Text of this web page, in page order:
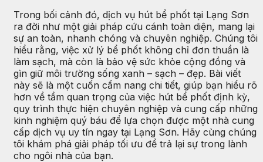
Trong bối cảnh đó, dịch vụ hút bể phốt tại Lạng Sơn
ra đời như một giải pháp cứu cánh toàn diện, mang lại
sự an toàn, nhanh chóng và chuyên nghiệp. Chúng tôi
hiểu rằng, việc xử lý bể phốt không chỉ đơn thuần là
làm sạch, mà còn là bảo vệ sức khỏe cộng đồng và
gìn giữ môi trường sống xanh – sạch – đẹp. Bài viết
này sẽ là một cuốn cẩm nang chi tiết, giúp bạn hiểu rõ
hơn về tầm quan trọng của việc hút bể phốt định kỳ,
quy trình thực hiện chuyên nghiệp và cung cấp những
kinh nghiệm quý báu để lựa chọn được một nhà cung
cấp dịch vụ uy tín ngay tại Lạng Sơn. Hãy cùng chúng
tôi khám phá giải pháp tối ưu để trả lại sự trong lành
cho ngôi nhà của bạn.